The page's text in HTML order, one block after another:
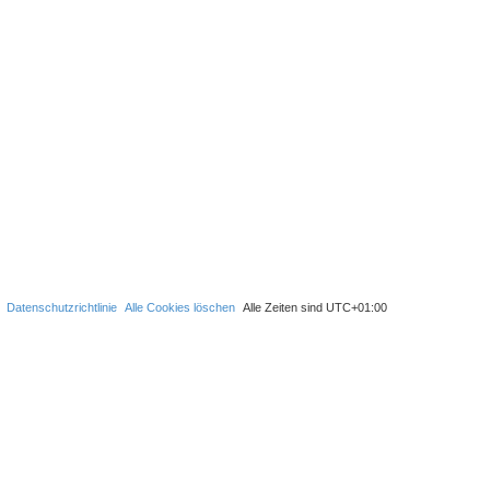
Alle Zeiten sind UTC+01:00
Alle Cookies löschen
Datenschutzrichtlinie